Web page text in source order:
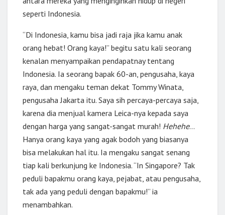
seperti Indonesia.
“Di Indonesia, kamu bisa jadi raja jika kamu anak
orang hebat! Orang kaya!” begitu satu kali seorang
kenalan menyampaikan pendapatnay tentang
Indonesia. Ia seorang bapak 60-an, pengusaha, kaya
raya, dan mengaku teman dekat Tommy Winata,
pengusaha Jakarta itu. Saya sih percaya-percaya saja,
karena dia menjual kamera Leica-nya kepada saya
dengan harga yang sangat-sangat murah! Hehehe…
Hanya orang kaya yang agak bodoh yang biasanya
bisa melakukan hal itu. Ia mengaku sangat senang
tiap kali berkunjung ke Indonesia. “In Singapore? Tak
peduli bapakmu orang kaya, pejabat, atau pengusaha,
tak ada yang peduli dengan bapakmu!” ia
menambahkan.